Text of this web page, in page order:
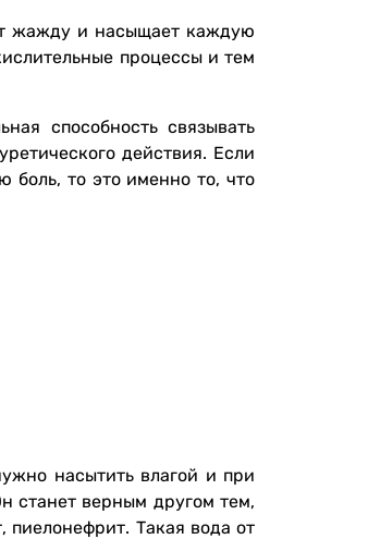
жажду и насыщает каждую
процессы и тем
способность связывать
действия. Если
боль, то это именно то, что
насытить влагой и при
станет верным другом тем,
пиелонефрит. Такая вода от